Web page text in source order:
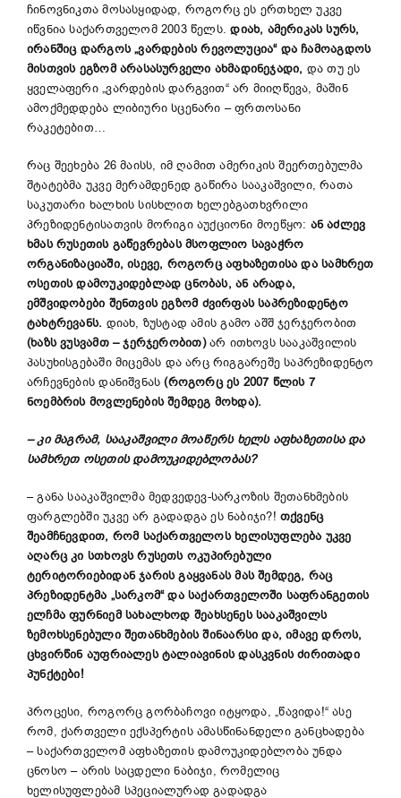
ჩინოვნიკთა მოსასყიდად, როგორც ეს ერთხელ უკვე
იწვნია საქართველომ 2003 წელს.დიახ, ამერიკას სურს,
ირანშიც დარგოს „ვარდების რევოლუცია“ და ჩამოაგდოს
მისთვის ეგზომ არასასურველი ახმადინეჯადი, და თუ ეს
ყველაფერი „ვარდების დარგვით“ არ მიიღწევა, მაშინ
ამოქმედდება ლიბიური სცენარი – ფრთოსანი
რაკეტებით…
რაც შეეხება 26 მაისს, იმ ღამით ამერიკის შეერთებულმა
შტატებმა უკვე მერამდენედ გაწირა სააკაშვილი, რათა
საკუთარი ხალხის სისხლით ხელებგათხვრილი
პრეზიდენტისათვის მორიგი აუქციონი მოეწყო: ან აძლევ
ხმას რუსეთის გაწევრებას მსოფლიო სავაჭრო
ორგანიზაციაში,ისევე, როგორც აფხაზეთისა და სამხრეთ
ოსეთის დამოუკიდებლად ცნობას,ან არადა,
ემშვიდობები შენთვის ეგზომ ძვირფას საპრეზიდენტო
ტახტრევანს. დიახ, ზუსტად ამის გამო აშშ ჯერჯერობით
(ხაზს ვუსვამთ – ჯერჯერობით)არ ითხოვს სააკაშვილის
პასუხისგებაში მიცემას და არც რიგგარეშე საპრეზიდენტო
არჩევნების დანიშვნას(როგორც ეს2007 წლის7
ნოემბრის მოვლენების შემდეგ მოხდა).
– კი მაგრამ, სააკაშვილი მოაწერს ხელს აფხაზეთისა და
სამხრეთ ოსეთის დამოუკიდებლობას?
– განა სააკაშვილმა მედვედევ-სარკოზის შეთანხმების
ფარგლებში უკვე არ გადადგა ეს ნაბიჯი?! თქვენც
შეამჩნევდით, რომ საქართველოს ხელისუფლება უკვე
აღარც კი სთხოვს რუსეთს ოკუპირებული
ტერიტორიებიდან ჯარის გაყვანას მას შემდეგ, რაც
პრეზიდენტმა „სარკომ“ და საქართველოში საფრანგეთის
ელჩმა ფურნიემ სახალხოდ შეახსენეს სააკაშვილს
ზემოხსენებული შეთანხმების შინაარსი და, იმავე დროს,
ცხვირწინ აუფრიალეს ტალიავინის დასკვნის ძირითადი
პუნქტები!
პროცესი, როგორც გორბაჩოვი იტყოდა, „წავიდა!“ ასე
რომ, ქართველი ექსპერტის ამასწინანდელი განცხადება
– საქართველომ აფხაზეთის დამოუკიდებლობა უნდა
ცნოსო – არის საცდელი ნაბიჯი, რომელიც
ხელისუფლებამ სპეციალურად გადადგა